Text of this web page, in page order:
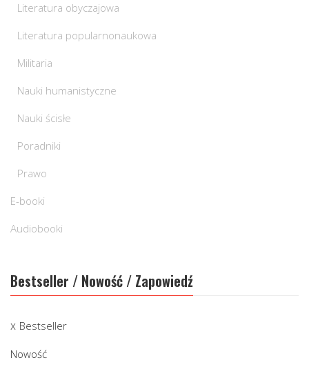
Literatura obyczajowa
Literatura popularnonaukowa
Militaria
Nauki humanistyczne
Nauki ścisłe
Poradniki
Prawo
E-booki
Audiobooki
Bestseller / Nowość / Zapowiedź
Bestseller
Nowość